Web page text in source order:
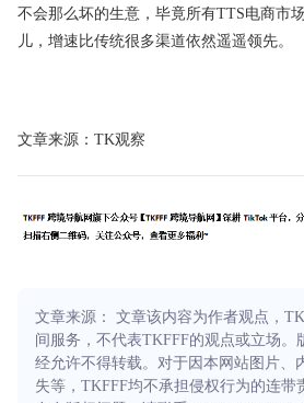
不会那么坏的生意，毕竟所有TTS电商市
儿，增速比传统很多渠道依然遥遥领先。
文章来源：TK观察
文章来源： 文章该内容为作者观点，
间服务，不代表TKFFF的观点或立场。
经允许不得转载。对于因本网站图片、
失等，TKFFF均不承担侵权行为的连带